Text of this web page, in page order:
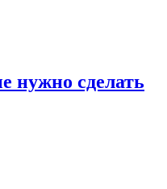
нужно сделать